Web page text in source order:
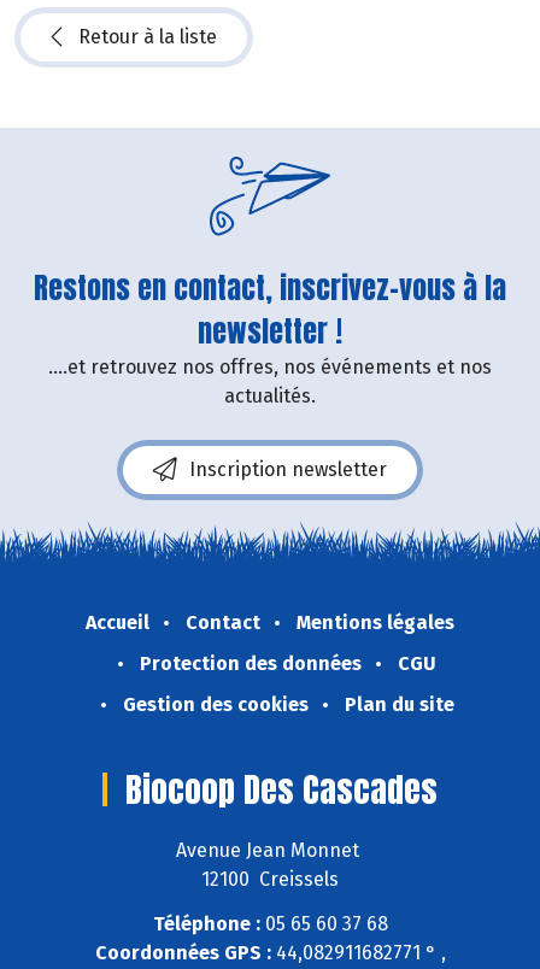
Retour à la liste
Restons en contact, inscrivez-vous à la
newsletter !
....et retrouvez nos offres, nos événements et nos
actualités.
Inscription newsletter
Accueil Contact
Mentions légales
Protection des données
CGU
Gestion des cookies
Plan du site
Biocoop Des Cascades
Avenue Jean Monnet
12100 Creissels
Téléphone :05 65 60 37 68
Coordonnées GPS :44,082911682771 ° ,